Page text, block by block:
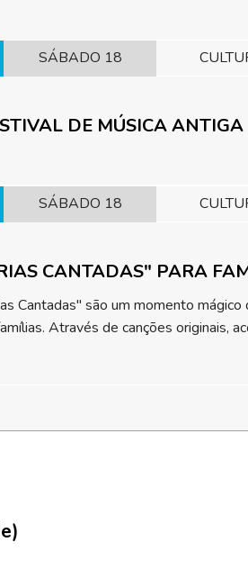
SÁBADO 18
DE MÚSICA ANTIGA
SÁBADO 18
CANTADAS" PARA
Cantadas" são um momento mágico
Através de canções originais,